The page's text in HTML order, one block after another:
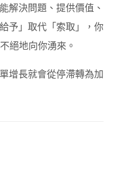
解決問題、提供價值、
予」取代「索取」，你
絕地向你湧來。
增長就會從停滯轉為加